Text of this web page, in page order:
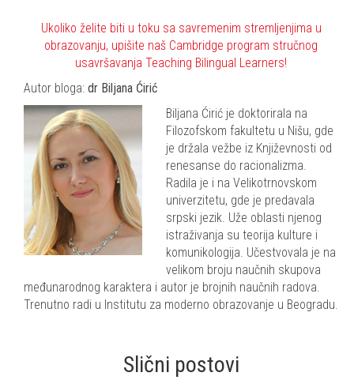
Ukoliko želite biti u toku sa savremenim stremljenjima u
obrazovanju, upišite naš Cambridge program stručnog
usavršavanja Teaching Bilingual Learners!
Autor bloga: dr Biljana Ćirić
Biljana Ćirić je doktorirala na
Filozofskom fakultetu u Nišu, gde
je držala vežbe iz Književnosti od
renesanse do racionalizma.
Radila je i na Velikotrnovskom
univerzitetu, gde je predavala
srpski jezik. Uže oblasti njenog
istraživanja su teorija kulture i
komunikologija. Učestvovala je na
velikom broju naučnih skupova
međunarodnog karaktera i autor je brojnih naučnih radova.
Trenutno radi u Institutu za moderno obrazovanje u Beogradu.
Slični postovi